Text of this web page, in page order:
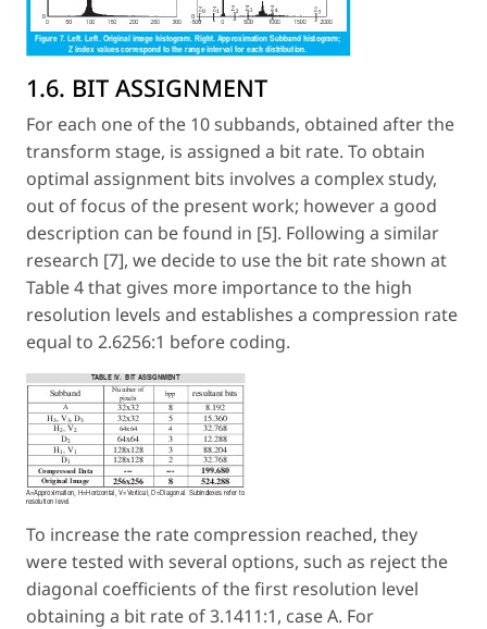
1.6. BIT ASSIGNMENT
For each one of the 10 subbands, obtained after the
transform stage, is assigned a bit rate. To obtain
optimal assignment bits involves a complex study,
out of focus of the present work; however a good
description can be found in [5]. Following a similar
research [7], we decide to use the bit rate shown at
Table 4 that gives more importance to the high
resolution levels and establishes a compression rate
equal to 2.6256:1 before coding.
To increase the rate compression reached, they
were tested with several options, such as reject the
diagonal coefficients of the first resolution level
obtaining a bit rate of 3.1411:1, case A. For